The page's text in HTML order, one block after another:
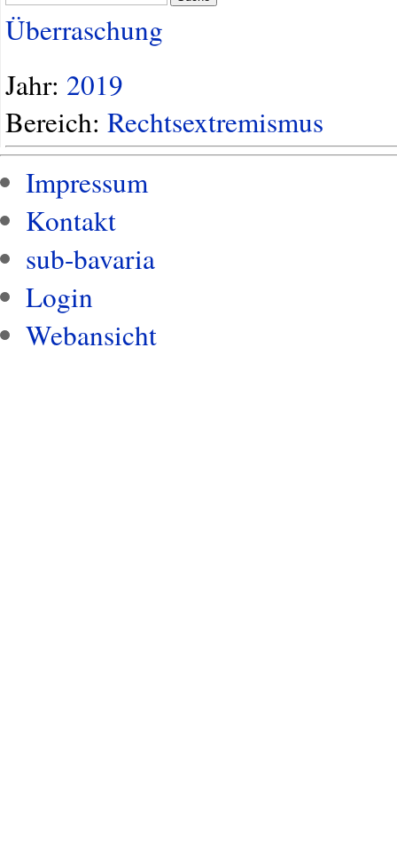
Überraschung
Jahr: 2019
Bereich: Rechtsextremismus
Impressum
Kontakt
sub-bavaria
Login
Webansicht